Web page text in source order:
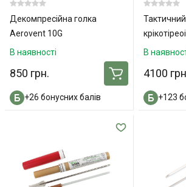
Декомпресійна голка
Aerovent 10G
В наявності
850 грн.
+26 бонусних балів
В
4100
+123